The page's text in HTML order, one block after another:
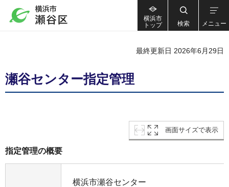
横浜市
トップ
検索 メニュー
最終更新日 2026年6月29日
瀬谷センター指定管理
画面サイズで表示
指定管理の概要
横浜市瀬谷センター